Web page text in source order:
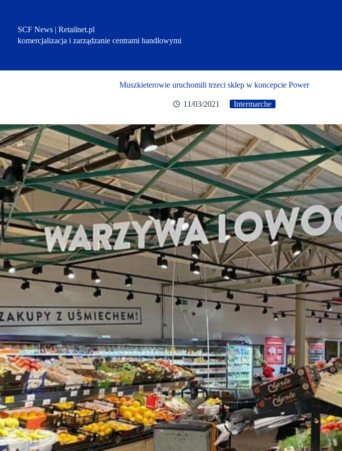
SCF News | Retailnet.pl
komercjalizacja i zarządzanie centrami handlowymi
Muszkieterowie uruchomili trzeci sklep w koncepcie Power
11/03/2021 Intermarche